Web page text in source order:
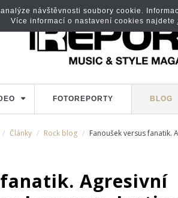
FOTOREPORTY BLOG
Články Rock blog Fanoušek versus fanatik.
Agresivní
návštěvnosti soubory cookie.
Více informací o nastavení cookies najdete